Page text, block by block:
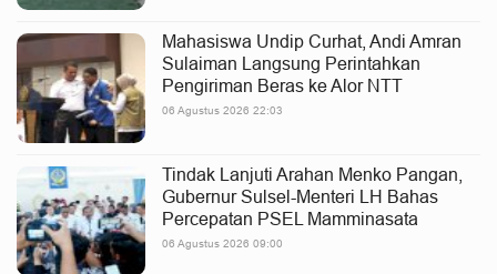
Mahasiswa Undip Curhat, Andi Amran
Sulaiman Langsung Perintahkan
Pengiriman Beras ke Alor NTT
06 Agustus 2026 22:03
Tindak Lanjuti Arahan Menko Pangan,
Gubernur Sulsel-Menteri LH Bahas
Percepatan PSEL Mamminasata
06 Agustus 2026 09:00